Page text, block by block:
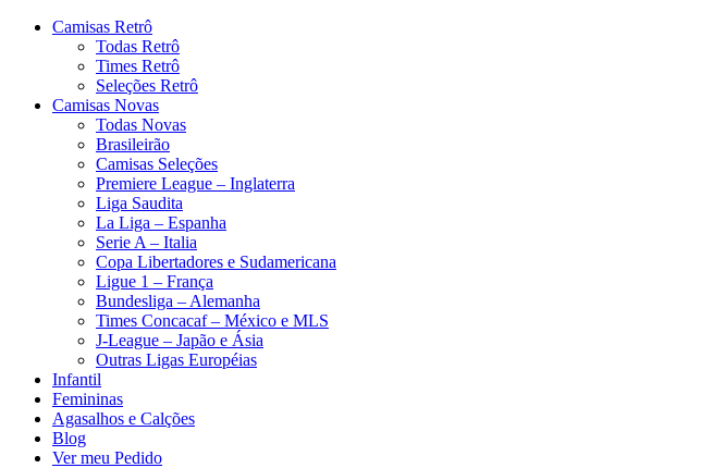
Camisas Retrô
Todas Retrô
Times Retrô
Seleções Retrô
Camisas Novas
Todas Novas
Brasileirão
Camisas Seleções
Premiere League – Inglaterra
Liga Saudita
La Liga – Espanha
Serie A – Italia
Copa Libertadores e Sudamericana
Ligue 1 – França
Bundesliga – Alemanha
Times Concacaf – México e MLS
J-League – Japão e Ásia
Outras Ligas Européias
Infantil
Femininas
Agasalhos e Calções
Blog
Ver meu Pedido